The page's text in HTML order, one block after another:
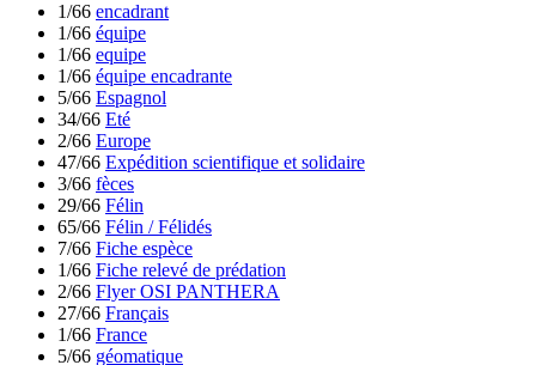
1/66 encadrant
1/66 équipe
1/66 equipe
1/66 équipe encadrante
5/66 Espagnol
34/66 Eté
2/66 Europe
47/66 Expédition scientifique et solidaire
3/66 fèces
29/66 Félin
65/66 Félin / Félidés
7/66 Fiche espèce
1/66 Fiche relevé de prédation
2/66 Flyer OSI PANTHERA
27/66 Français
1/66 France
5/66 géomatique